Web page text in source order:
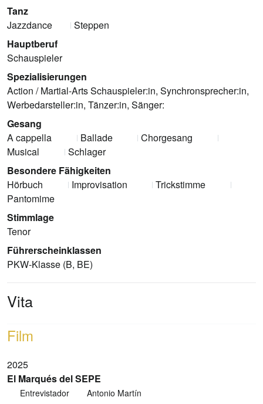
Tanz
Jazzdance
Steppen
Hauptberuf
Schauspieler
Spezialisierungen
Action / Martial-Arts Schauspieler:in, Synchronsprecher:in,
Werbedarsteller:in, Tänzer:in, Sänger:
Gesang
A cappella
Ballade
Chorgesang
Musical
Schlager
Besondere Fähigkeiten
Hörbuch
Improvisation
Trickstimme
Pantomime
Stimmlage
Tenor
Führerscheinklassen
PKW-Klasse (B, BE)
Vita
Film
2025
El Marqués del SEPE
Entrevistador Antonio Martín